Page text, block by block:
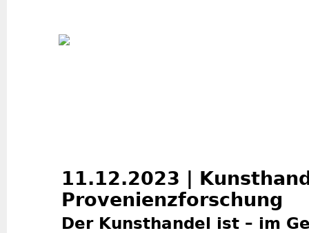
11.12.2023 |
Provenienzforschung
Der Kunsthandel ist – im